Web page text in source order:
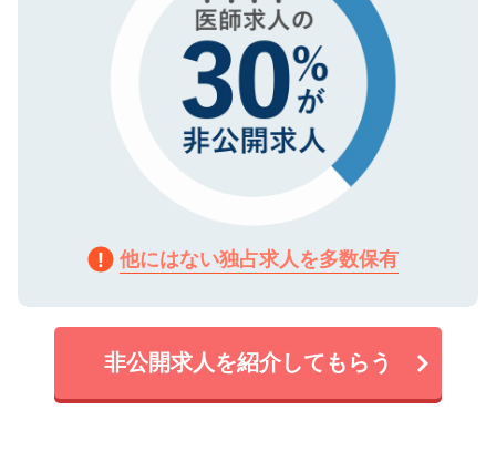
他にはない独占求人を多数保有
非公開求人を紹介してもらう